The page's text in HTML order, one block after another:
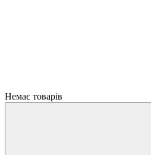
Немає товарів